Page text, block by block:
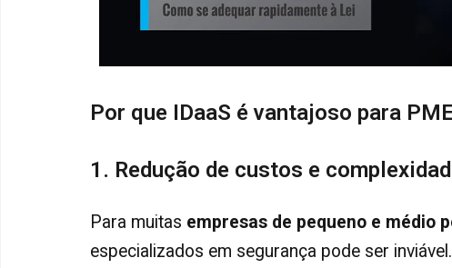
Por que IDaaS é vantajoso para
1. Redução de custos e
Para muitas empresas de pequeno e médio
especializados em segurança pode ser